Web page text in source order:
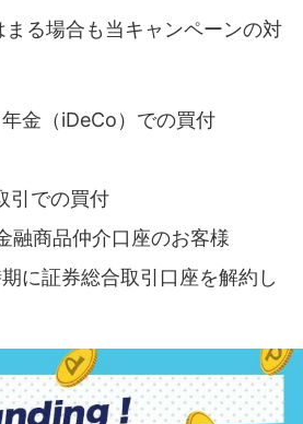
まる場合も当キャンペーンの対
金（iDeCo）での買付
引での買付
融商品仲介口座のお客様
に証券総合取引口座を解約し